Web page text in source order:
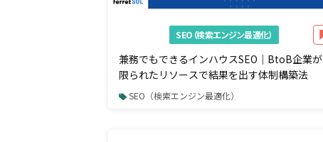
SEO（検索エンジン最適化）
兼務でもできるインハウスSEO｜BtoB企業が
限られたリソースで結果を出す体制構築法
SEO（検索エンジン最適化）